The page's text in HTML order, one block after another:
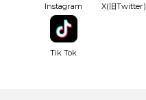
Instagram X(旧Twitter)
Tik Tok